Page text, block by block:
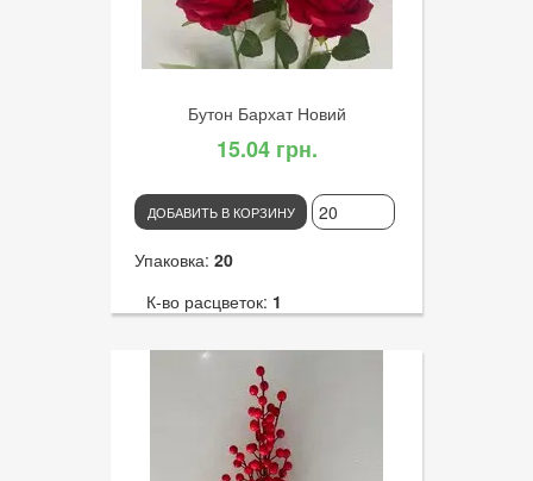
Бутон Бархат Новий
15.04 грн.
ДОБАВИТЬ В КОРЗИНУ
Упаковка: 20
К-во расцветок: 1
Диаметр цветка:9